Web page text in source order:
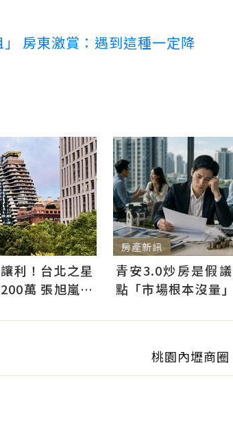
房東激賞：遇到這種一定降
利！台北之星
萬 張旭嵐：
房產新訊
青安3.0炒房是假
點「市場根本沒量
桃園內壢商圈